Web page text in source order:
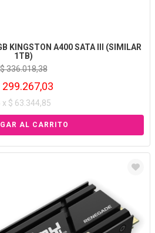
KINGSTON A400 SATA III (SIMILAR
1TB)
$ 336.018,38
299.267,03
x $ 63.344,85